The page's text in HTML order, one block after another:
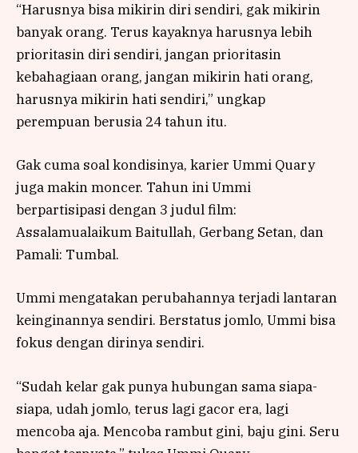
“Harusnya bisa mikirin diri sendiri, gak mikirin
banyak orang. Terus kayaknya harusnya lebih
prioritasin diri sendiri, jangan prioritasin
kebahagiaan orang, jangan mikirin hati orang,
harusnya mikirin hati sendiri,” ungkap
perempuan berusia 24 tahun itu.
Gak cuma soal kondisinya, karier Ummi Quary
juga makin moncer. Tahun ini Ummi
berpartisipasi dengan 3 judul film:
Assalamualaikum Baitullah, Gerbang Setan, dan
Pamali: Tumbal.
Ummi mengatakan perubahannya terjadi lantaran
keinginannya sendiri. Berstatus jomlo, Ummi bisa
fokus dengan dirinya sendiri.
“Sudah kelar gak punya hubungan sama siapa-
siapa, udah jomlo, terus lagi gacor era, lagi
mencoba aja. Mencoba rambut gini, baju gini. Seru